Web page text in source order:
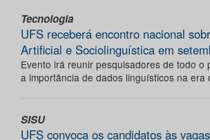
Tecnologia
UFS receberá encontro nacional
Artificial e Sociolinguística em
Evento irá reunir pesquisadores de todo o
a importância de dados linguísticos na era
SISU
UFS convoca os candidatos às